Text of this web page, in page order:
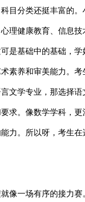
目分类还挺丰富的
理健康教育、信息
是基础中的基础，
素养和审美能力。
文学专业，那选择语
求。像数学学科，
力。所以呀，考生
像一场有序的接力